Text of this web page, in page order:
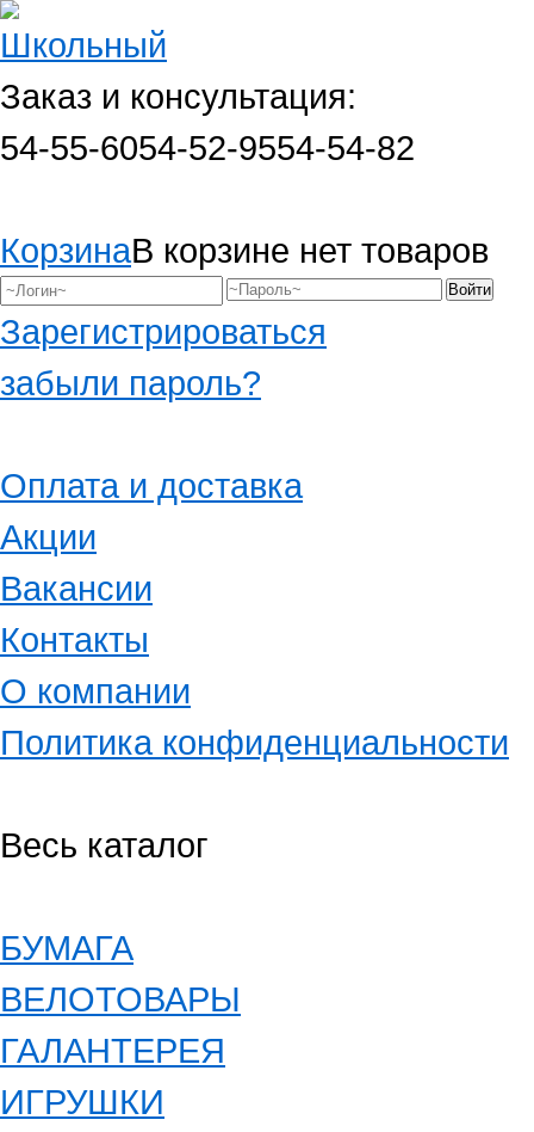
Заказ и консультация:
54-55-6054-52-9554-54-82
КорзинаВ корзине нет товаров
Зарегистрироваться
забыли пароль?
Оплата и доставка
Акции
Вакансии
Контакты
О компании
Политика конфиденциальности
Весь каталог
БУМАГА
ВЕЛОТОВАРЫ
ГАЛАНТЕРЕЯ
ИГРУШКИ